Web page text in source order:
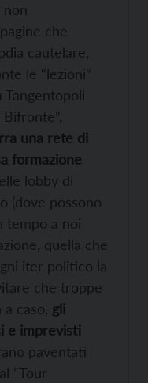
non
che
cautelare,
le “lezioni”
una rete di
formazione
lobby di
(dove possono
tempo a noi
quella che
iter politico la
che troppe
caso, gli
e imprevisti
paventati
“Tour